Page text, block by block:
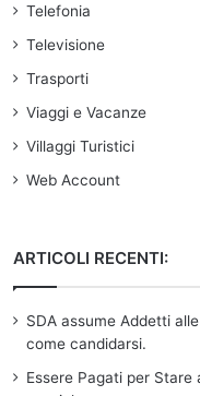
Telefonia
Televisione
Trasporti
Viaggi e Vacanze
Villaggi Turistici
Web Account
ARTICOLI RECENTI:
SDA assume Addetti
come candidarsi.
Essere Pagati per Stare